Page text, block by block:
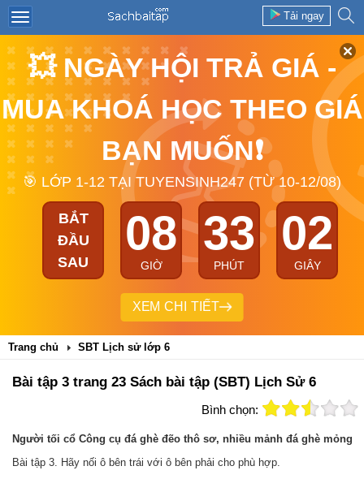
Tải ngay
💥 NGÀY HỘI TRẢ GIÁ -
MUA KHOÁ HỌC THEO GIÁ
BẠN MUỐN❗
🎯 LỚP 1-12 TẠI TUYENSINH247 (TỪ 10-12/08)
BẮT
ĐẦU
SAU
08
GIỜ
33
PHÚT
02
GIÂY
XEM CHI TIẾT
Trang chủ SBT Lịch sử lớp 6
Bài tập 3 trang 23 Sách bài tập (SBT) Lịch Sử 6
Bình chọn:
Người tối cổ Công cụ đá ghè đẽo thô sơ, nhiều mảnh đá ghè mỏng
Bài tập 3. Hãy nối ô bên trái với ô bên phải cho phù hợp.